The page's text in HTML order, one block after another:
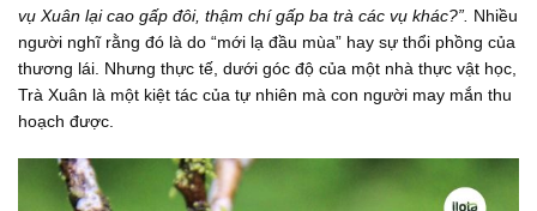
vụ Xuân lại cao gấp đôi, thậm chí gấp ba trà các vụ khác?”. Nhiều
người nghĩ rằng đó là do “mới lạ đầu mùa” hay sự thổi phồng của
thương lái. Nhưng thực tế, dưới góc độ của một nhà thực vật học,
Trà Xuân là một kiệt tác của tự nhiên mà con người may mắn thu
hoạch được.